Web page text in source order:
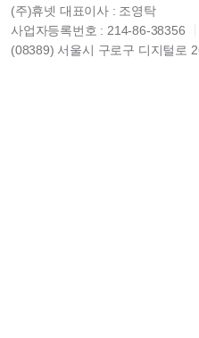
(주)휴넷 대표이사 : 조영탁
사업자등록번호 : 214-86-38356
(08389) 서울시 구로구 디지털로